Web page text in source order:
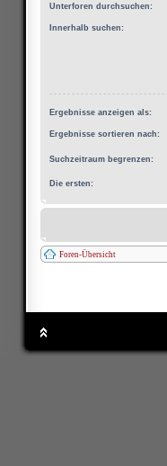
Unterforen durchsuchen:
Innerhalb suchen:
Ergebnisse anzeigen als:
Ergebnisse sortieren nach:
Suchzeitraum begrenzen:
Die ersten:
Foren-Übersicht